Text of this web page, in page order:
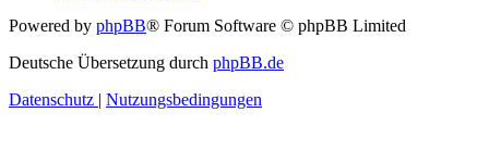
Powered by phpBB® Forum Software © phpBB Limited
Deutsche Übersetzung durch phpBB.de
Datenschutz | Nutzungsbedingungen